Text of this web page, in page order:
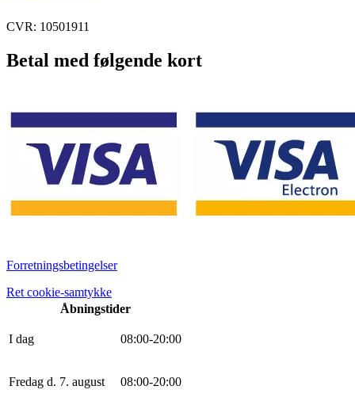
CVR: 10501911
Betal med følgende kort
Forretningsbetingelser
Ret cookie-samtykke
Åbningstider
I dag 08:00-20:00
Fredag d. 7. august 08:00-20:00